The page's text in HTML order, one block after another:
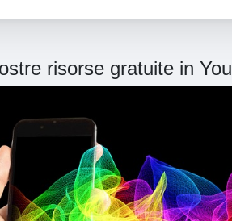
risorse gratuite in